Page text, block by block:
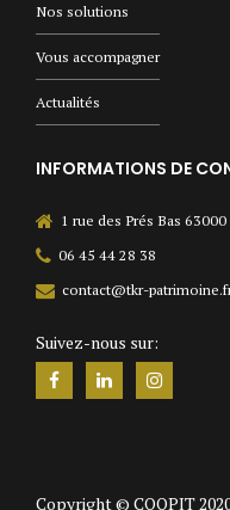
Nos solutions
Vous accompagner
Actualités
INFORMATIONS DE
1 rue des Prés Bas
06 45 44 28 38
contact@tkr-
Suivez-nous sur:
Copyright © COQPIT